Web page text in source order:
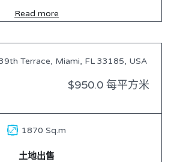
Read more
Terrace, Miami, FL 33185, USA
$950.0 每平方米
1870 Sq.m
土地出售